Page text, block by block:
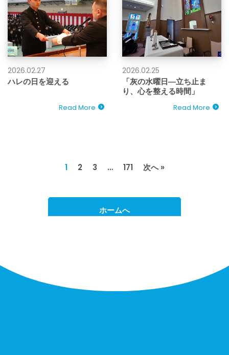
2026.02.27
ハレの日を迎える
Read More
2026.02.25
「灰の水曜日―立ち止ま
り、心を整える時間」
Read More
1 2 3 … 171 次へ »
ホームへ